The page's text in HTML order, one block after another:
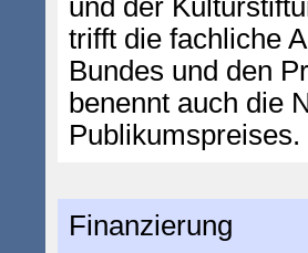
und der
trifft die fachliche
Bundes und den
benennt auch die
Publikumspreises.
Finanzierung